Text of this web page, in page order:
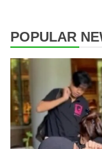
POPULAR